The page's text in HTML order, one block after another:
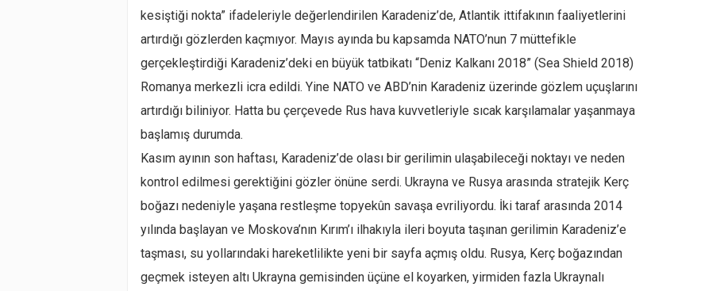
kesiştiği nokta” ifadeleriyle değerlendirilen Karadeniz’de, Atlantik ittifakının faaliyetlerini
artırdığı gözlerden kaçmıyor. Mayıs ayında bu kapsamda NATO’nun 7 müttefikle
gerçekleştirdiği Karadeniz’deki en büyük tatbikatı “Deniz Kalkanı 2018” (Sea Shield 2018)
Romanya merkezli icra edildi. Yine NATO ve ABD’nin Karadeniz üzerinde gözlem uçuşlarını
artırdığı biliniyor. Hatta bu çerçevede Rus hava kuvvetleriyle sıcak karşılamalar yaşanmaya
başlamış durumda.
Kasım ayının son haftası, Karadeniz’de olası bir gerilimin ulaşabileceği noktayı ve neden
kontrol edilmesi gerektiğini gözler önüne serdi. Ukrayna ve Rusya arasında stratejik Kerç
boğazı nedeniyle yaşana restleşme topyekûn savaşa evriliyordu. İki taraf arasında 2014
yılında başlayan ve Moskova’nın Kırım’ı ilhakıyla ileri boyuta taşınan gerilimin Karadeniz’e
taşması, su yollarındaki hareketlilikte yeni bir sayfa açmış oldu. Rusya, Kerç boğazından
geçmek isteyen altı Ukrayna gemisinden üçüne el koyarken, yirmiden fazla Ukraynalı